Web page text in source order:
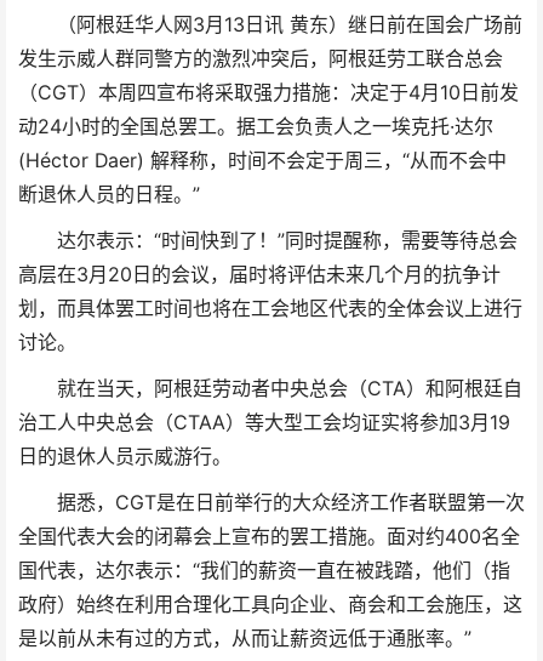
（阿根廷华人网3月13日讯 黄东）继日前在国会广场前
发生示威人群同警方的激烈冲突后，阿根廷劳工联合总会
（CGT）本周四宣布将采取强力措施：决定于4月10日前发
动24小时的全国总罢工。据工会负责人之一埃克托·达尔
(Héctor Daer) 解释称，时间不会定于周三，“从而不会中
断退休人员的日程。”
达尔表示：“时间快到了！”同时提醒称，需要等待总会
高层在3月20日的会议，届时将评估未来几个月的抗争计
划，而具体罢工时间也将在工会地区代表的全体会议上进行
讨论。
就在当天，阿根廷劳动者中央总会（CTA）和阿根廷自
治工人中央总会（CTAA）等大型工会均证实将参加3月19
日的退休人员示威游行。
据悉，CGT是在日前举行的大众经济工作者联盟第一次
全国代表大会的闭幕会上宣布的罢工措施。面对约400名全
国代表，达尔表示：“我们的薪资一直在被践踏，他们（指
政府）始终在利用合理化工具向企业、商会和工会施压，这
是以前从未有过的方式，从而让薪资远低于通胀率。”